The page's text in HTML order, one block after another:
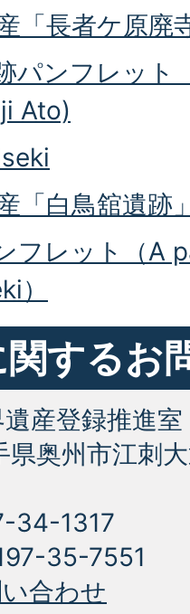
「長者ケ原廃
パンフレッ
Ato)
「白鳥舘遺跡
フレット（A
）
するお
産登録推進室
奥州市江刺
34-1317
35-7551
合わせ